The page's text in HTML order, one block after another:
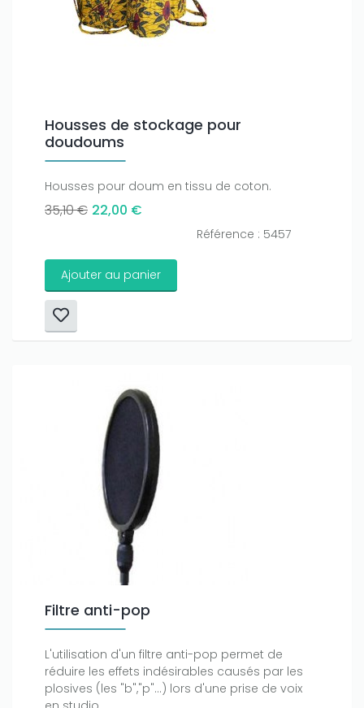
Housses de stockage pour
doudoums
Housses pour doum en tissu de coton.
35,10 € 22,00 €
Référence : 5457
Ajouter au panier
Filtre anti-pop
L'utilisation d'un filtre anti-pop permet de
réduire les effets indésirables causés par les
plosives (les "b","p"...) lors d'une prise de voix